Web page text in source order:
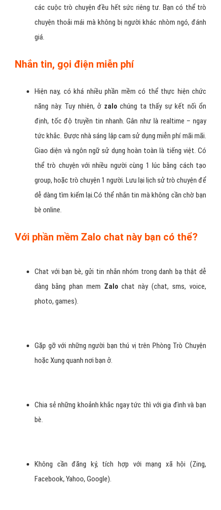
các cuộc trò chuyện đều hết sức riêng tư. Bạn có thể trò
chuyện thoải mái mà không bị người khác nhòm ngó, đánh
giá.
Nhắn tin, gọi điện miễn phí
Hiện nay, có khá nhiều phần mềm có thể thực hiện chức
năng này. Tuy nhiên, ở zalo chúng ta thấy sự kết nối ổn
định, tốc độ truyền tin nhanh. Gân như là realtime – ngay
tức khắc. Được nhà sáng lập cam sử dụng miễn phí mãi mãi.
Giao diện và ngôn ngữ sử dụng hoàn toàn là tiếng việt. Có
thể trò chuyện với nhiều người cùng 1 lúc bằng cách tạo
group, hoặc trò chuyện 1 người. Lưu lại lịch sử trò chuyện để
dễ dàng tìm kiếm lại.Có thể nhắn tin mà không cần chờ bạn
bè online.
Với phần mềm Zalo chat này bạn có thể?
Chat với bạn bè, gửi tin nhắn nhóm trong danh bạ thật dễ
dàng bằng phan mem Zalo chat này (chat, sms, voice,
photo, games).
Gặp gỡ với những người bạn thú vị trên Phòng Trò Chuyện
hoặc Xung quanh nơi bạn ở.
Chia sẻ những khoảnh khắc ngay tức thì với gia đình và bạn
bè.
Không cần đăng ký, tích hợp với mạng xã hội (Zing,
Facebook, Yahoo, Google).